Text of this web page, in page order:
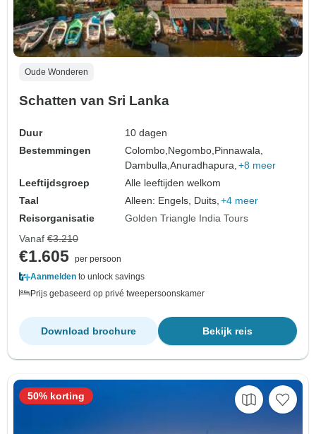
Oude Wonderen
Schatten van Sri Lanka
Duur
10 dagen
Bestemmingen
Colombo,Negombo,Pinnawala,
Dambulla,Anuradhapura, +8 meer
Leeftijdsgroep
Alle leeftijden welkom
Taal
Alleen: Engels, Duits, +4 meer
Reisorganisatie
Golden Triangle India Tours
Vanaf €3.210
€1.605 per persoon
Aanmelden to unlock savings
Prijs gebaseerd op privé tweepersoonskamer
Bekijk reis
Download brochure
50% korting